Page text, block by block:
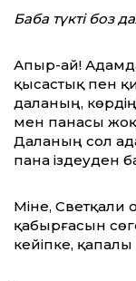
Баба түкті боз
Апыр-ай!
қысастық пен
даланың,
мен панасы
Даланың сол
пана іздеуден
Міне, Светқали
қабырғасын
кейіпке, қапалы